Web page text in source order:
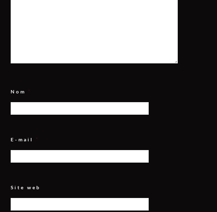
Nom *
E-mail *
Site web